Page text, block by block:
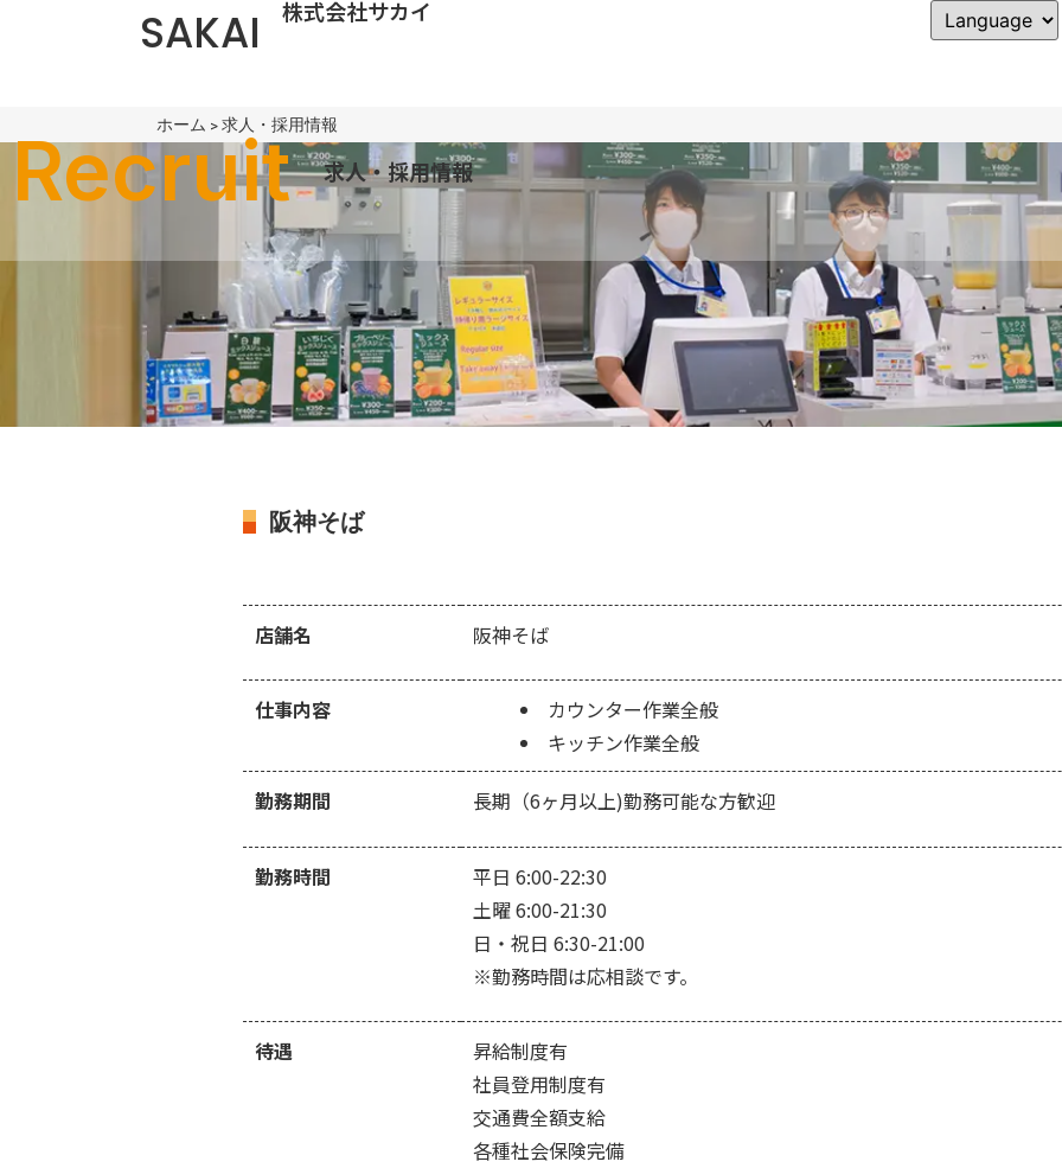
SAKAI 株式会社サカイ
ホーム >求人・採用情報
Recruit 求人・採用情報
阪神そば
店舗名 阪神そば
仕事内容
カウンター作業全般
キッチン作業全般
勤務期間 長期（6ヶ月以上)勤務可能な方歓迎
勤務時間
平日 6:00-22:30
土曜 6:00-21:30
日・祝日 6:30-21:00
※勤務時間は応相談です。
待遇
昇給制度有
社員登用制度有
交通費全額支給
各種社会保険完備